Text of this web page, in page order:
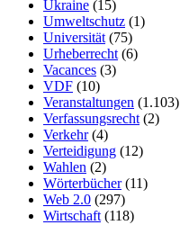
Ukraine (15)
Umweltschutz (1)
Universität (75)
Urheberrecht (6)
Vacances (3)
VDF (10)
Veranstaltungen (1.103)
Verfassungsrecht (2)
Verkehr(4)
Verteidigung (12)
Wahlen (2)
Wörterbücher(11)
Web 2.0 (297)
Wirtschaft (118)